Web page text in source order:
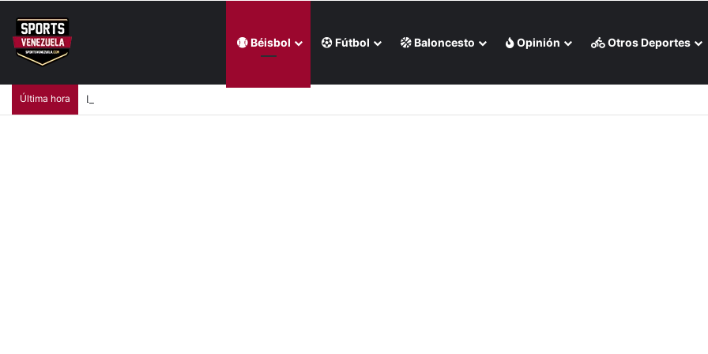
Béisbol Fútbol Baloncesto Opinión Otros Deportes
Última hora Luis Arráez empezó a ganarse a la fanaticada de Filadelfia (+Videos)